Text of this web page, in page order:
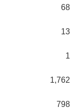
68
13
1
1,762
798